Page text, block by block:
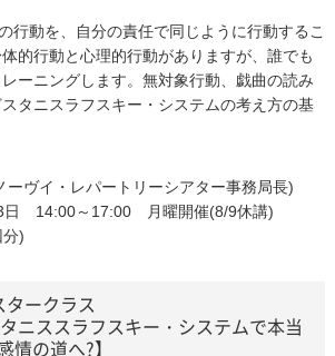
行動を、自分の責任で同じように行動するこ
的行動と心理的行動がありますが、誰でも
ーニングします。無対象行動、戯曲の読み
タニスラフスキー・システムの考え方の基
ーヴイ・レパートリーシアター事務局長)
日 14:00～17:00 月曜開催(8/9休講)
)
ークラス
ニススラフスキー・システムで本当
情の道へ?】